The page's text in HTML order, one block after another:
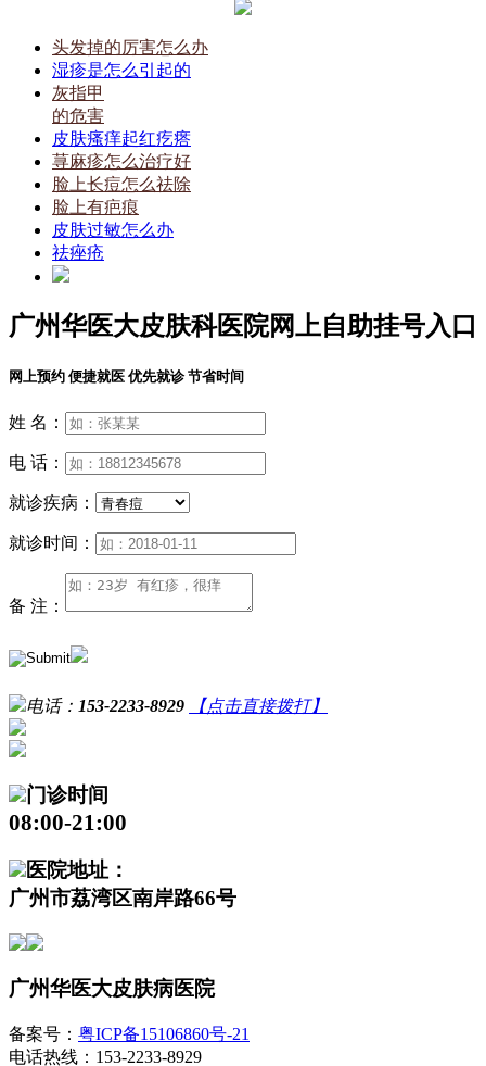
头发掉的厉害怎么办
湿疹是怎么引起的
灰指甲
的危害
皮肤瘙痒起红疙瘩
荨麻疹怎么治疗好
脸上长痘怎么祛除
脸上有疤痕
皮肤过敏怎么办
祛痤疮
广州华医大皮肤科医院网上自助挂号入口
网上预约 便捷就医 优先就诊 节省时间
姓 名：
电 话：
就诊疾病：
就诊时间：
备 注：
电话： 153-2233-8929 【点击直接拨打】
门诊时间
08:00-21:00
医院地址：
广州市荔湾区南岸路66号
广州华医大皮肤病医院
备案号： 粤ICP备15106860号-21
电话热线：153-2233-8929